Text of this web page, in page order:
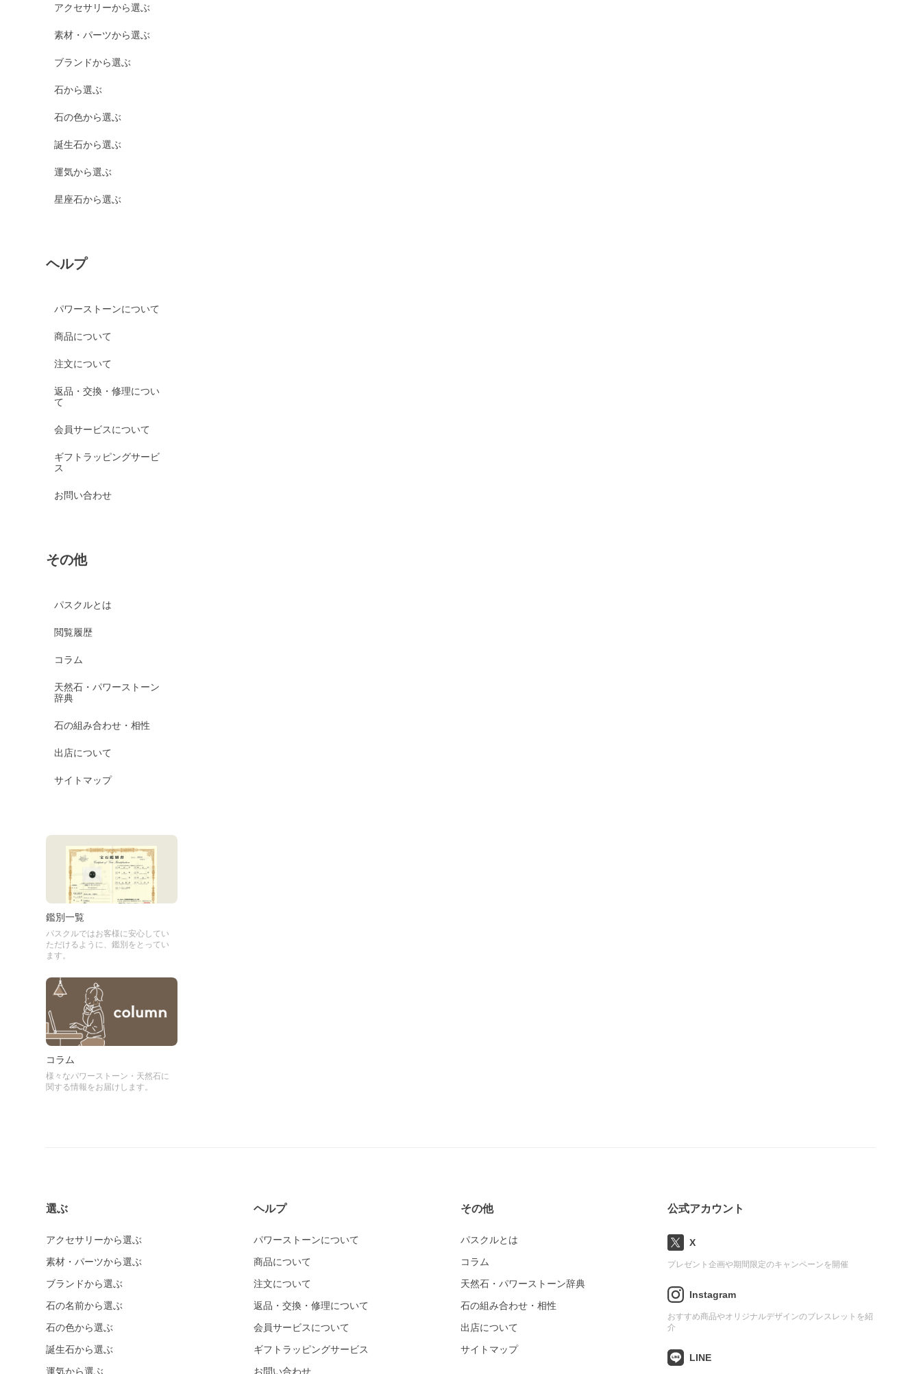
アクセサリーから選ぶ
素材・パーツから選ぶ
ブランドから選ぶ
石から選ぶ
石の色から選ぶ
誕生石から選ぶ
運気から選ぶ
星座石から選ぶ
ヘルプ
パワーストーンについて
商品について
注文について
返品・交換・修理につい
て
会員サービスについて
ギフトラッピングサービ
ス
お問い合わせ
その他
パスクルとは
閲覧履歴
コラム
天然石・パワーストーン
辞典
石の組み合わせ・相性
出店について
サイトマップ
鑑別一覧
パスクルではお客様に安心してい
ただけるように、鑑別をとってい
ます。
コラム
様々なパワーストーン・天然石に
関する情報をお届けします。
選ぶ
アクセサリーから選ぶ
素材・パーツから選ぶ
ブランドから選ぶ
石の名前から選ぶ
石の色から選ぶ
誕生石から選ぶ
運気から選ぶ
ヘルプ
パワーストーンについて
商品について
注文について
返品・交換・修理について
会員サービスについて
ギフトラッピングサービス
お問い合わせ
その他
パスクルとは
コラム
天然石・パワーストーン辞典
石の組み合わせ・相性
出店について
サイトマップ
公式アカウント
X
プレゼント企画や期間限定のキャンペーンを開催
Instagram
おすすめ商品やオリジナルデザインのブレスレットを紹
介
LINE